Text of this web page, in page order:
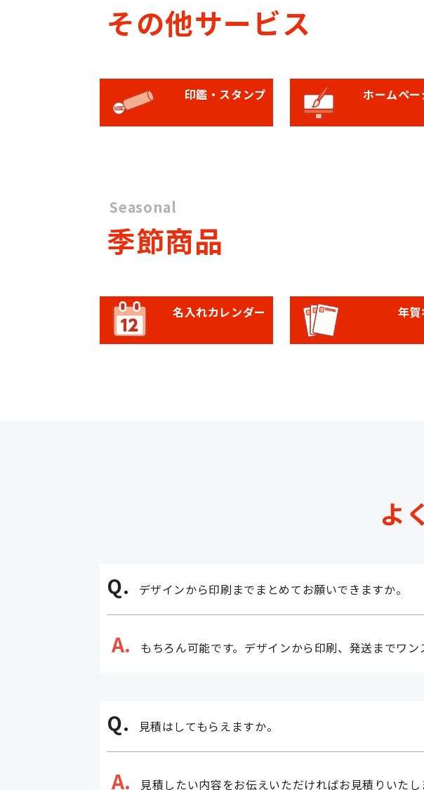
その他サービス
印鑑・スタンプ ホームペ
Seasonal
季節商品
名入れカレンダー 年
よ
Q. デザインから印刷までまとめてお願いできますか。
A. もちろん可能です。デザインから印刷、発送までワン
Q. 見積はしてもらえますか。
A. 見積したい内容をお伝えいただければお見積りいたし